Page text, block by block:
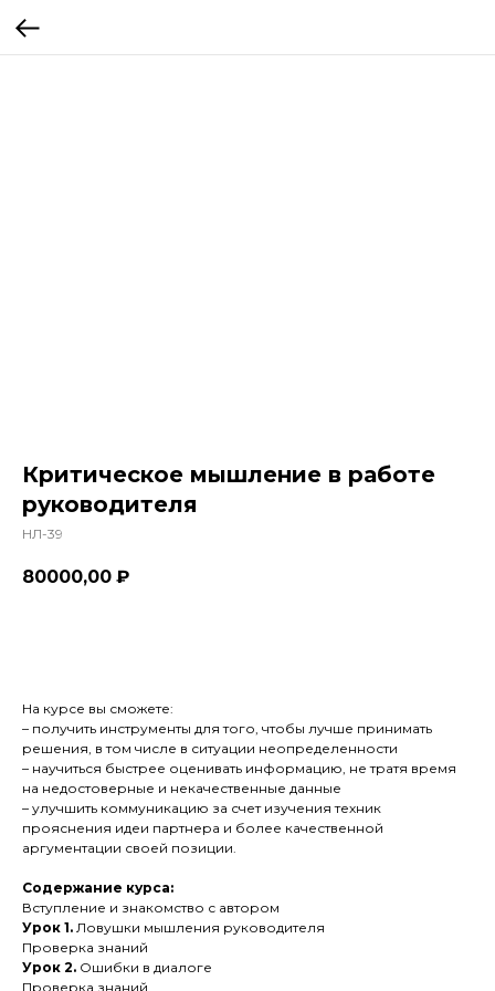
Критическое мышление в работе
руководителя
НЛ-39
80000,00 ₽
На курсе вы сможете:
– получить инструменты для того, чтобы лучше принимать
решения, в том числе в ситуации неопределенности
– научиться быстрее оценивать информацию, не тратя время
на недостоверные и некачественные данные
– улучшить коммуникацию за счет изучения техник
прояснения идеи партнера и более качественной
аргументации своей позиции.
Содержание курса:
Вступление и знакомство с автором
Урок 1. Ловушки мышления руководителя
Проверка знаний
Урок 2. Ошибки в диалоге
Проверка знаний